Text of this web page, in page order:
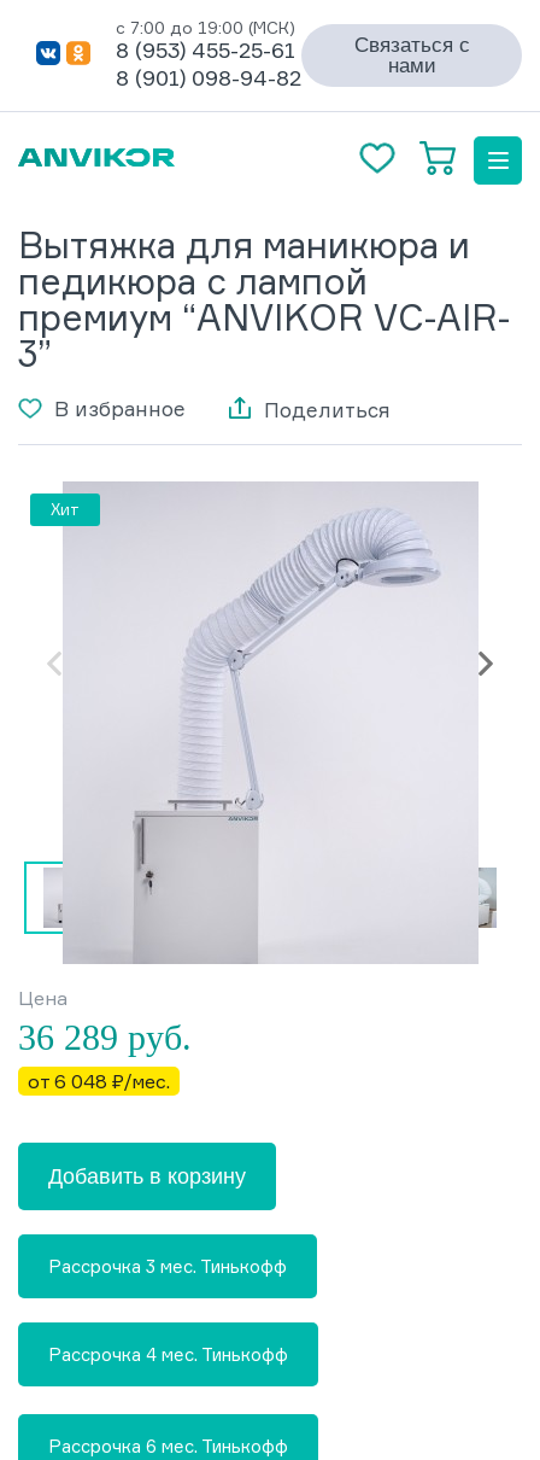
с 7:00 до 19:00 (МСК)
8 (953) 455-25-61
8 (901) 098-94-82
Связаться с
нами
Вытяжка для маникюра и
педикюра с лампой
премиум “ANVIKOR VC-AIR-
3”
В избранное Поделиться
Хит
Цена
36 289 руб.
от 6 048 ₽/мес.
Добавить в корзину
Рассрочка 3 мес. Тинькофф
Рассрочка 4 мес. Тинькофф
Рассрочка 6 мес. Тинькофф